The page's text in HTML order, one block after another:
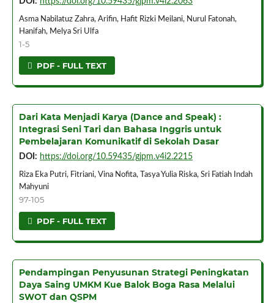
Asma Nabilatuz Zahra, Arifin, Hafit Rizki Meilani, Nurul Fatonah,
Hanifah, Melya Sri Ulfa
1-5
PDF - FULL TEXT
Dari Kata Menjadi Karya (Dance and Speak) :
Integrasi Seni Tari dan Bahasa Inggris untuk
Pembelajaran Komunikatif di Sekolah Dasar
DOI: https://doi.org/10.59435/gjpm.v4i2.2215
Riza Eka Putri, Fitriani, Vina Nofita, Tasya Yulia Riska, Sri Fatiah Indah
Mahyuni
97-105
PDF - FULL TEXT
Pendampingan Penyusunan Strategi Peningkatan
Daya Saing UMKM Kue Balok Boga Rasa Melalui
SWOT dan QSPM